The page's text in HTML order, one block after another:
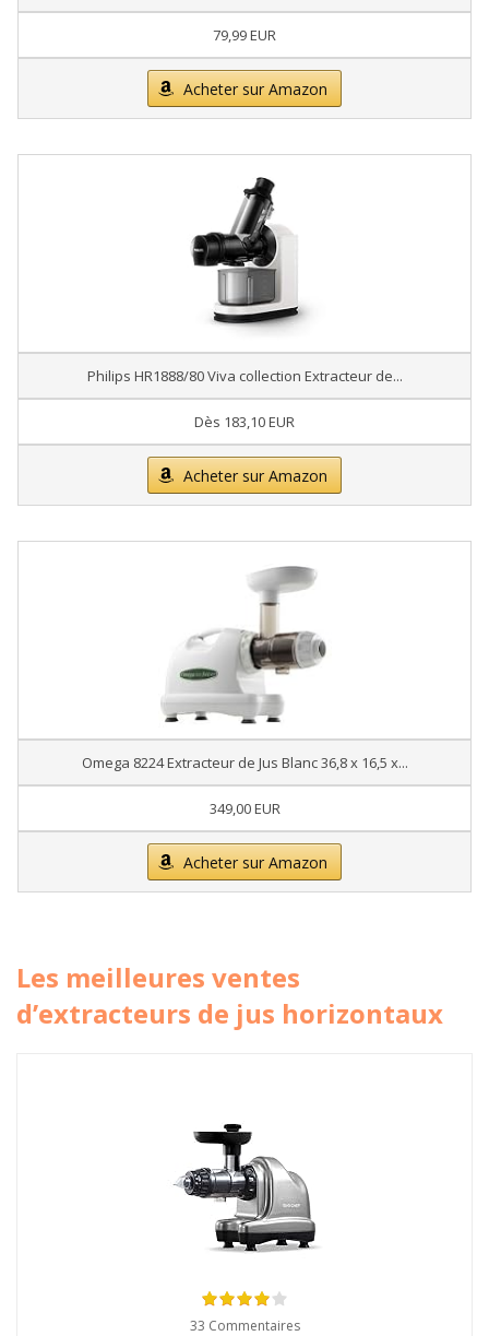
79,99 EUR
Acheter sur Amazon
Philips HR1888/80 Viva collection Extracteur de...
Dès 183,10 EUR
Acheter sur Amazon
Omega 8224 Extracteur de Jus Blanc 36,8 x 16,5 x...
349,00 EUR
Acheter sur Amazon
Les meilleures ventes
d’extracteurs de jus horizontaux
33 Commentaires